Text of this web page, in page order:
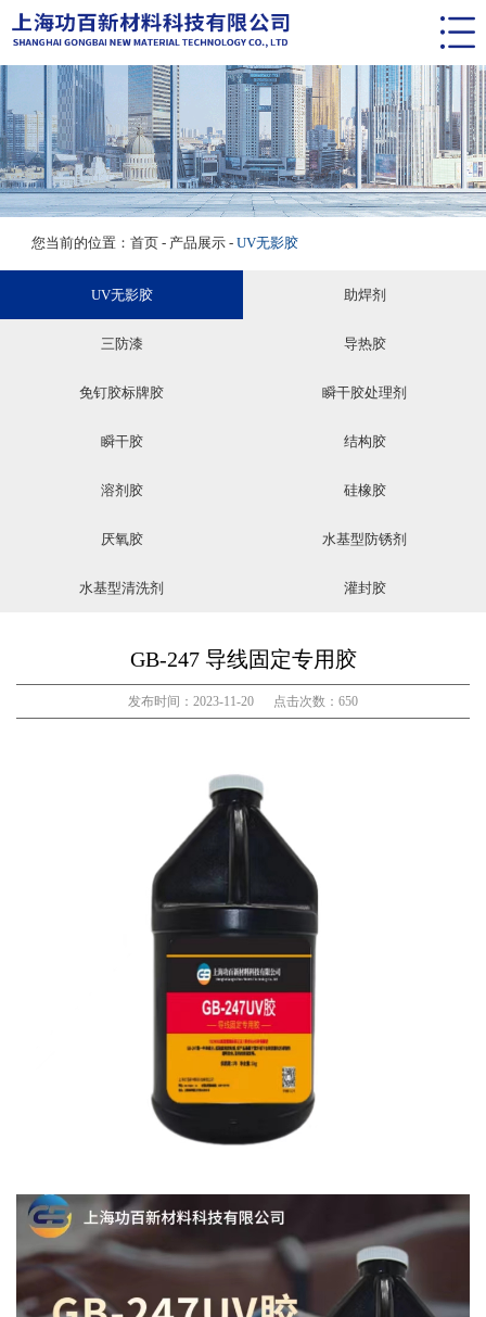
网站首页
关于我们
产品展示
车间展示
新闻动态
客户服务
您当前的位置： 首页 - 产品展示- UV无影胶
UV无影胶 助焊剂
三防漆 导热胶
免钉胶标牌胶 瞬干胶处理剂
瞬干胶 结构胶
溶剂胶 硅橡胶
厌氧胶 水基型防锈剂
水基型清洗剂 灌封胶
GB-247 导线固定专用胶
发布时间：2023-11-20 点击次数：650